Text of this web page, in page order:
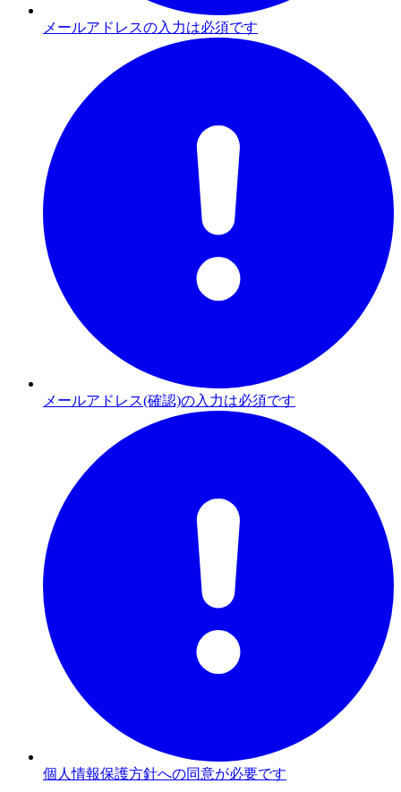
メールアドレスの入力は必須です
メールアドレス(確認)の入力は必須です
個人情報保護方針への同意が必要です